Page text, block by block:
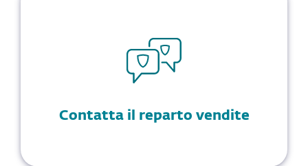
Contatta il reparto vendite